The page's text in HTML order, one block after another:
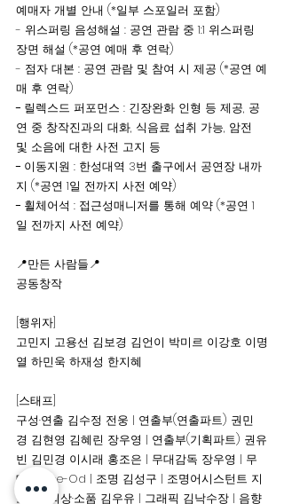
예매자 개별 안내 (*일부 스포일러 포함)
- 위스퍼링 음성해설 : 공연 관람 중 1:1 위스퍼링
장면 해설 (*공연 예매 후 연락)
- 점자 대본 : 공연 관람 및 참여 시 제공 (*공연 예
매 후 연락)
- 릴렉스드 퍼포먼스 : 긴장완화 인형 등 제공, 공
연 중 창작진과의 대화, 식음료 섭취 가능, 암전
및 소음에 대한 사전 고지 등
- 이동지원 : 한성대역 3번 출구에서 공연장 내까
지 (*공연 1일 전까지 사전 예약)
- 휠체어석 : 접근성매니저를 통해 예약 (*공연 1
일 전까지 사전 예약)
📍만든 사람들📍
공동창작
[행위자]
고민지 고용선 김보경 김언이 박미르 이강호 이명
열 하민욱 하재성 한지혜
[스태프]
구성·연출 김수정 전웅 | 연출부(연출파트) 권민
경 김현영 김혜린 장우영 | 연출부(기획파트) 권유
빈 김민경 이시래 홍조은 | 무대감독 장우영 | 무
대 Shine-Od | 조명 김성구 | 조명어시스턴트 지
소연 | 의상·소품 김우유 | 그래픽 김낙수장 | 음향